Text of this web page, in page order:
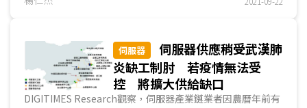
伺服器
伺服器供應稍受武漢肺
炎缺工制肘 若疫情無法受
控 將擴大供給缺口
DIGITIMES Research觀察，伺服器產業鏈業者因農曆年前有